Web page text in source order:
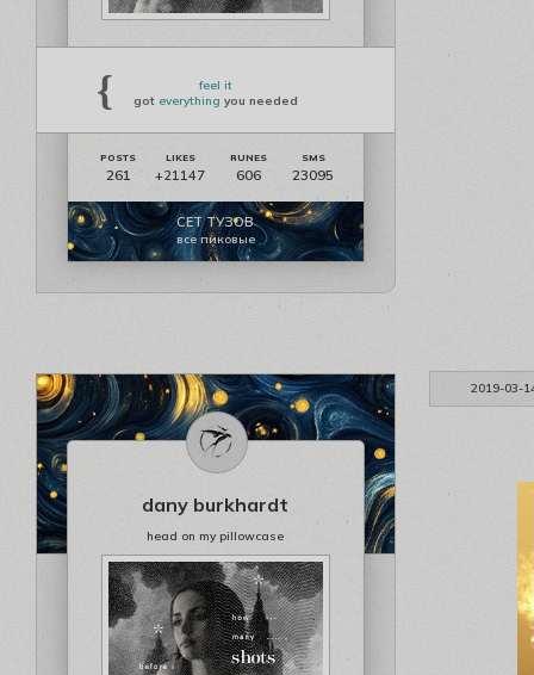
{
feel it
got everything you needed
261 +21147 606 23095
СЕТ ТУЗОВ
все пиковые
2019-03-
dany burkhardt
head on my pillowcase